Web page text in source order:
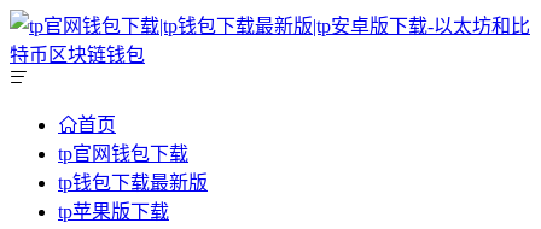
首页
tp官网钱包下载
tp钱包下载最新版
tp苹果版下载